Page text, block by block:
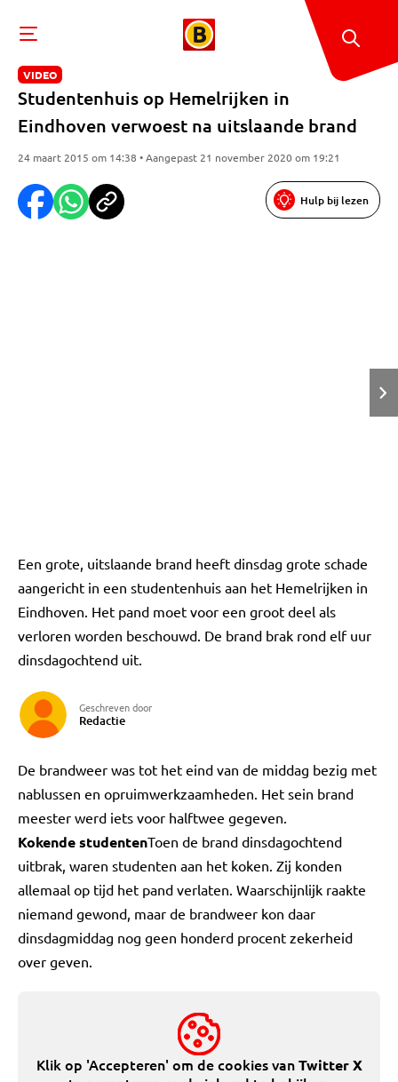
VIDEO
Studentenhuis op Hemelrijken in
Eindhoven verwoest na uitslaande brand
24 maart 2015 om 14:38 • Aangepast 21 november 2020 om 19:21
Hulp bij lezen
Een grote, uitslaande brand heeft dinsdag grote schade
aangericht in een studentenhuis aan het Hemelrijken in
Eindhoven. Het pand moet voor een groot deel als
verloren worden beschouwd. De brand brak rond elf uur
dinsdagochtend uit.
Geschreven door
Redactie
De brandweer was tot het eind van de middag bezig met
nablussen en opruimwerkzaamheden. Het sein brand
meester werd iets voor halftwee gegeven.
Kokende studentenToen de brand dinsdagochtend
uitbrak, waren studenten aan het koken. Zij konden
allemaal op tijd het pand verlaten. Waarschijnlijk raakte
niemand gewond, maar de brandweer kon daar
dinsdagmiddag nog geen honderd procent zekerheid
over geven.
Klik op 'Accepteren' om de cookies vanTwitter X